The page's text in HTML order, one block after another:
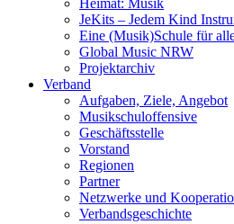
Heimat: Musik
JeKits – Jedem Kind
Eine (Musik)Schule für
Global Music NRW
Projektarchiv
Verband
Aufgaben, Ziele, Angebot
Musikschuloffensive
Geschäftsstelle
Vorstand
Regionen
Partner
Netzwerke und
Verbandsgeschichte